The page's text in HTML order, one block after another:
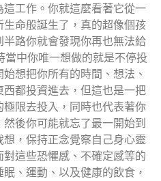
工作。你就這麼看著它從一
命般誕生了，真的超像個孩
路你就會發現你再也無法給
當中你唯一想做的就是不停投
想把你所有的時間、想法、
都投資進去，但這也是一把
限去投入，同時也代表著你
後你可能就忘了最一開始到
，保持正念覺察自己身心靈
對這些恐懼感、不確定感等的
、運動、以及健康的飲食，